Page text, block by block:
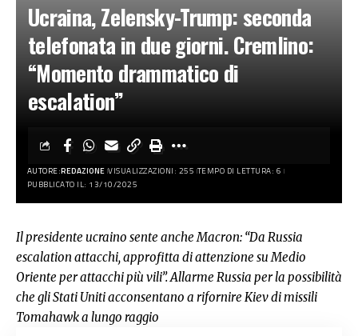
Ucraina, Zelensky-Trump: seconda
telefonata in due giorni. Cremlino:
“Momento drammatico di
escalation”
AUTORE:REDAZIONE VISUALIZZAZIONI: 255 TEMPO DI LETTURA: 6
PUBBLICATO IL: 13/10/2025
Il presidente ucraino sente anche Macron: “Da Russia
escalation attacchi, approfitta di attenzione su Medio
Oriente per attacchi più vili”. Allarme Russia per la possibilità
che gli Stati Uniti acconsentano a rifornire Kiev di missili
Tomahawk a lungo raggio